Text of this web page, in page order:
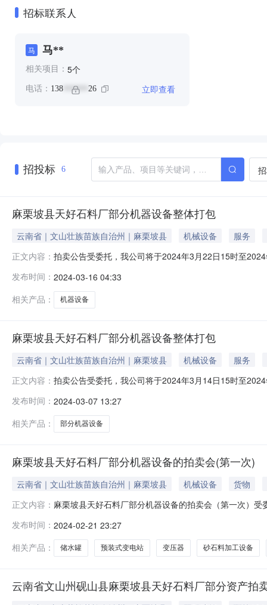
招标联系人
马 马**
相关项目： 5个
电话： 138 ****** 26 立即查看
招投标 6
麻栗坡县天好石料厂部分机器设备整体打包
云南省｜文山壮族苗族自治州｜麻栗坡县 机械设备
服务
正文内容： 拍卖公告受委托，我公司将于2024年3月22日15时至
状）进行整体拍卖，现状是指交付时标的物的质量、数
发布时间： 2024-03-16 04:33
相关产品：
机器设备
麻栗坡县天好石料厂部分机器设备整体打包
云南省｜文山壮族苗族自治州｜麻栗坡县 机械设备
服务
正文内容： 拍卖公告受委托，我公司将于2024年3月14日15时至
状）进行整体拍卖，现状是指交付时标的物的质量、数
发布时间： 2024-03-07 13:27
相关产品：
部分机器设备
麻栗坡县天好石料厂部分机器设备的拍卖会(第一次)
云南省｜文山壮族苗族自治州｜麻栗坡县 机械设备
货物
正文内容： 麻栗坡县天好石料厂部分机器设备的拍卖会（第一次）
13888822226）。注：以上拍卖标的物依其现状（实物
应实地查勘并
发布时间： 2024-02-21 23:27
相关产品：
储水罐 预装式变电站 变压器 砂石料加工设备
云南省文山州砚山县麻栗坡县天好石料厂部分资产拍